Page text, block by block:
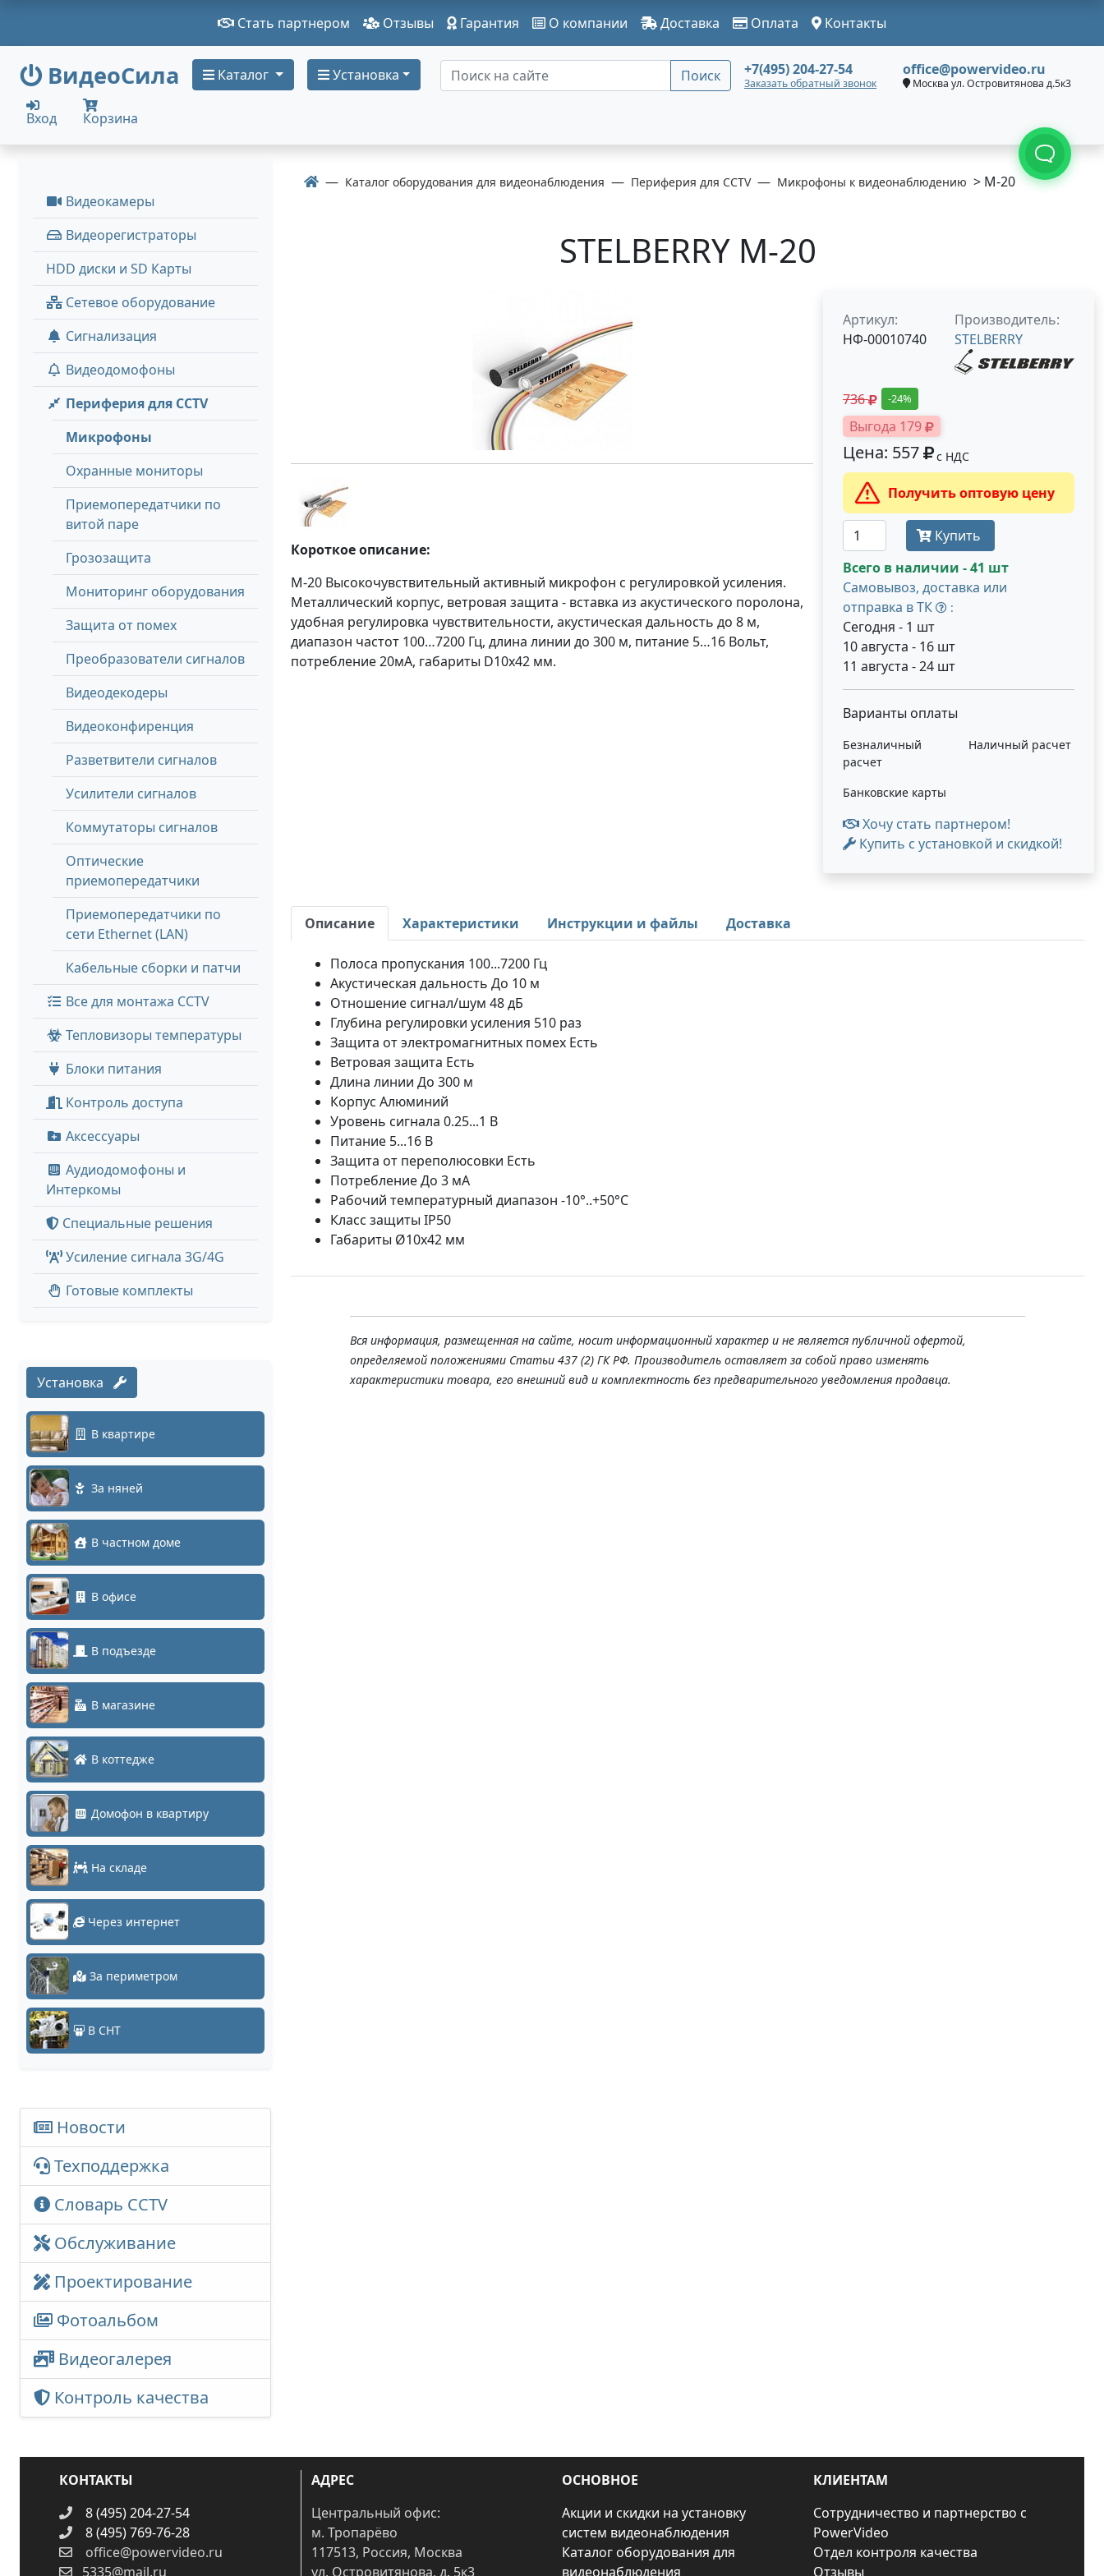
Стать партнером Отзывы Гарантия О компании Доставка Оплата Контакты
ВидеоСила Каталог Установка Поиск +7(495) 204-27-54
Заказать обратный звонок
office@powervideo.ru
Москва ул. Островитянова д.5к3
Вход Корзина
Видеокамеры
Видеорегистраторы
HDD диски и SD Карты
Сетевое оборудование
Сигнализация
Видеодомофоны
Периферия для CCTV
Микрофоны
Охранные мониторы
Приемопередатчики по
витой паре
Грозозащита
Мониторинг оборудования
Защита от помех
Преобразователи сигналов
Видеодекодеры
Видеоконфиренция
Разветвители сигналов
Усилители сигналов
Коммутаторы сигналов
Оптические
приемопередатчики
Приемопередатчики по
сети Ethernet (LAN)
Кабельные сборки и патчи
Все для монтажа CCTV
Тепловизоры температуры
Блоки питания
Контроль доступа
Аксессуары
Аудиодомофоны и
Интеркомы
Специальные решения
Усиление сигнала 3G/4G
Готовые комплекты
Установка
В квартире
За няней
В частном доме
В офисе
В подъезде
В магазине
В коттедже
Домофон в квартиру
На складе
Через интернет
За периметром
В СНТ
Новости
Техподдержка
Словарь CCTV
Обслуживание
Проектирование
Фотоальбом
Видеогалерея
Контроль качества
Каталог оборудования для видеонаблюдения Периферия для CCTV Микрофоны к видеонаблюдению > M-20
STELBERRY M-20
Короткое описание:
M-20 Высокочувствительный активный микрофон с регулировкой усиления.
Металлический корпус, ветровая защита - вставка из акустического поролона,
удобная регулировка чувствительности, акустическая дальность до 8 м,
диапазон частот 100…7200 Гц, длина линии до 300 м, питание 5…16 Вольт,
потребление 20мА, габариты D10х42 мм.
Артикул:
НФ-00010740
Производитель:
STELBERRY
736 -24%
Выгода 179
Цена: 557 с НДС
Получить оптовую цену
Купить
Всего в наличии - 41 шт
Самовывоз, доставка или
отправка в ТК
:
Сегодня - 1 шт
10 августа - 16 шт
11 августа - 24 шт
Варианты оплаты
Безналичный
расчет
Наличный расчет
Банковские карты
Хочу стать партнером!
Купить с установкой и скидкой!
Описание Характеристики Инструкции и файлы Доставка
Полоса пропускания 100...7200 Гц
Акустическая дальность До 10 м
Отношение сигнал/шум 48 дБ
Глубина регулировки усиления 510 раз
Защита от электромагнитных помех Есть
Ветровая защита Есть
Длина линии До 300 м
Корпус Алюминий
Уровень сигнала 0.25...1 В
Питание 5...16 В
Защита от переполюсовки Есть
Потребление До 3 мА
Рабочий температурный диапазон -10°..+50°C
Класс защиты IP50
Габариты Ø10х42 мм
Вся информация, размещенная на сайте, носит информационный характер и не является публичной офертой,
определяемой положениями Статьи 437 (2) ГК РФ. Производитель оставляет за собой право изменять
характеристики товара, его внешний вид и комплектность без предварительного уведомления продавца.
КОНТАКТЫ
8 (495) 204-27-54
8 (495) 769-76-28
office@powervideo.ru
5335@mail.ru
АДРЕС
Центральный офис:
м. Тропарёво
117513, Россия, Москва
ул. Островитянова, д. 5к3
ОСНОВНОЕ
Акции и скидки на установку
систем видеонаблюдения
Каталог оборудования для
видеонаблюдения
КЛИЕНТАМ
Сотрудничество и партнерство с
PowerVideo
Отдел контроля качества
Отзывы